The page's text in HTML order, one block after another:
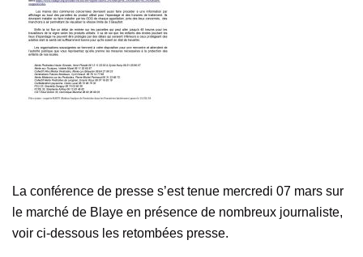
La conférence de presse s’est tenue mercredi 07 mars sur
le marché de Blaye en présence de nombreux journaliste,
voir ci-dessous les retombées presse.